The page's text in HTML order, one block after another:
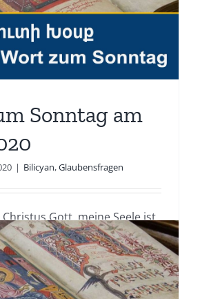
Sonntag am
| Bilicyan,Glaubensfragen
Gott, meine Seele ist
[...]